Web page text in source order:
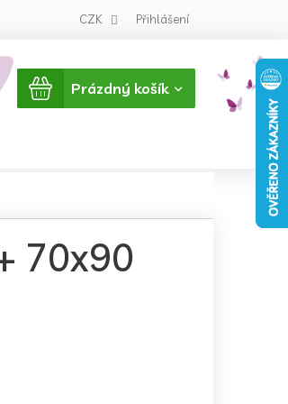
CZK Přihlášení
Nákupní
košík
Prázdný košík
70x90